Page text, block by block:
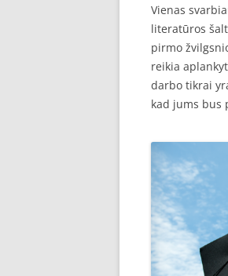
Vienas
literatūros
pirmo
reikia
darbo tikrai
kad jums bus